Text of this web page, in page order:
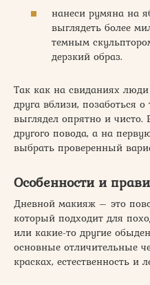
нанеси румяна на
выглядеть более
темным
дерзкий образ.
Так как на свиданиях
друга вблизи, позаботься
выглядел опрятно и чисто.
другого повода, а на
выбрать проверенный
Особенности и
Дневной макияж – это
который подходит для
или какие-то другие
основные отличительные
красках, естественность и